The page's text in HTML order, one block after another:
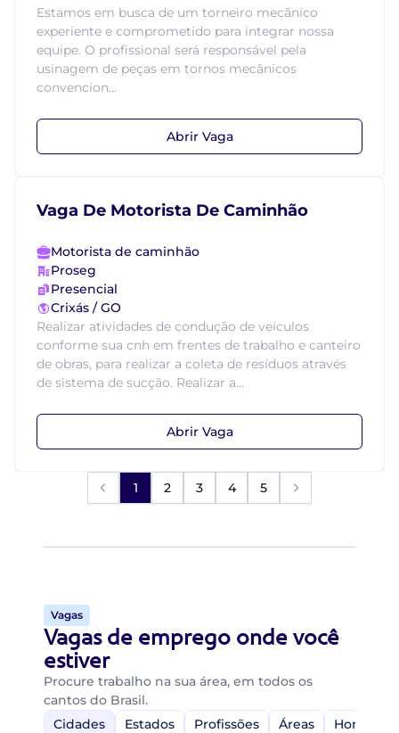
Estamos em busca de um torneiro mecânico
experiente e comprometido para integrar nossa
equipe. O profissional será responsável pela
usinagem de peças em tornos mecânicos
convencion...
Abrir Vaga
Vaga De Motorista De Caminhão
Motorista de caminhão
Proseg
Presencial
Crixás / GO
Realizar atividades de condução de veículos
conforme sua cnh em frentes de trabalho e canteiro
de obras, para realizar a coleta de resíduos através
de sistema de sucção. Realizar a...
Abrir Vaga
1 2 3 4 5
Vagas
Vagas de emprego onde você
estiver
Procure trabalho na sua área, em todos os
cantos do Brasil.
Cidades
Estados Profissões Áreas Home-